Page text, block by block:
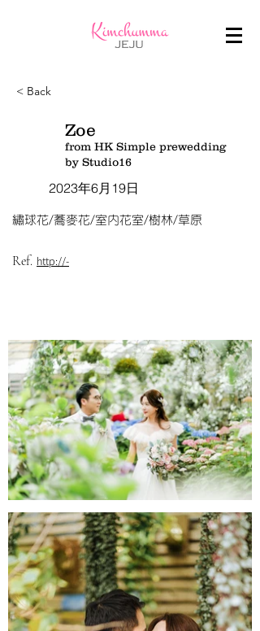
< Back
Zoe
from HK Simple prewedding
by Studio16
2023年6月19日
繡球花/蕎麥花/室內花室/樹林/草原
Ref. http://-